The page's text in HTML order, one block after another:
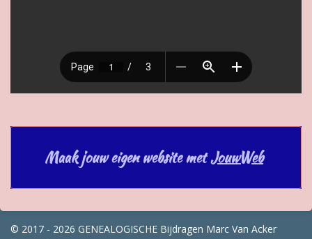
Maak jouw eigen website met JouwWeb
© 2017 - 2026 GENEALOGISCHE Bijdragen Marc Van Acker